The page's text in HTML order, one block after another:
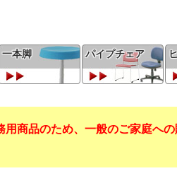
一本脚 パイプチェア
用商品のため、一般のご家庭へ